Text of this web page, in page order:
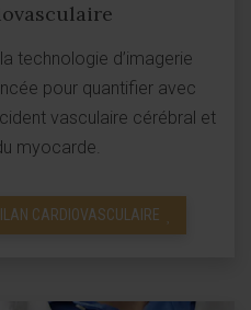
technologie d’imagerie
pour quantifier avec
vasculaire cérébral et
myocarde.
CARDIOVASCULAIRE